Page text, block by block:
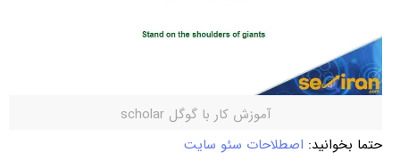
آموزش کار با گوگل scholar
حتما بخوانید: اصطلاحات سئو سایت